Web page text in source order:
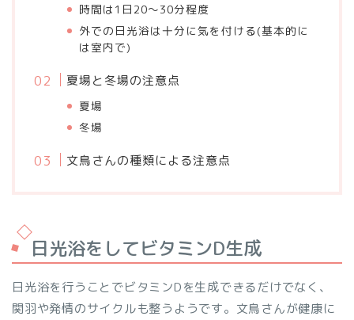
時間は1日20～30分程度
外での日光浴は十分に気を付ける(基本的に
は室内で)
夏場と冬場の注意点
夏場
冬場
文鳥さんの種類による注意点
日光浴をしてビタミンD生成
日光浴を行うことでビタミンDを生成できるだけでなく、
関羽や発情のサイクルも整うようです。文鳥さんが健康に